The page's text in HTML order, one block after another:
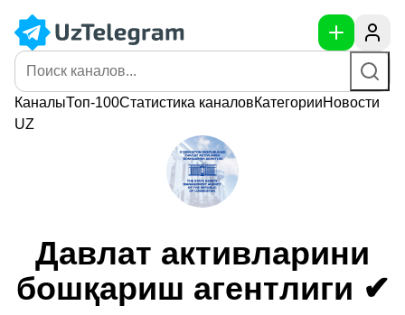
КаналыТоп-100Статистика каналовКатегорииНовости
UZ
Давлат активларини
бошқариш агентлиги ✔